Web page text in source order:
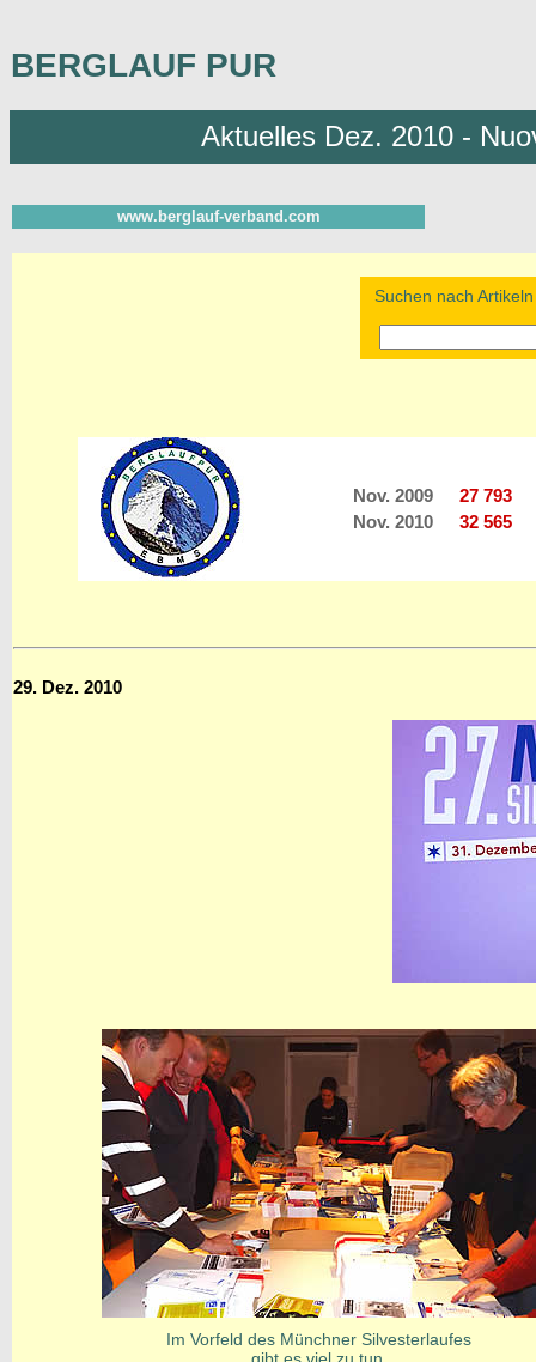
BERGLAUF PUR
Aktuelles Dez. 2010 -
www.berglauf-verband.com
Suchen nach
Nov. 2009 27 793
Nov. 2010
32 565
29. Dez. 2010
Im Vorfeld des Münchner Silvesterlaufes